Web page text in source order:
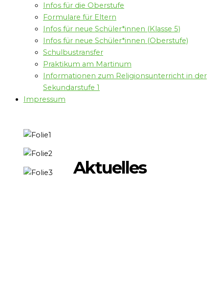
Infos für die Oberstufe
Formulare für Eltern
Infos für neue Schüler*innen (Klasse 5)
Infos für neue Schüler*innen (Oberstufe)
Schulbustransfer
Praktikum am Martinum
Informationen zum Religionsunterricht in der
Sekundarstufe 1
Impressum
Aktuelles